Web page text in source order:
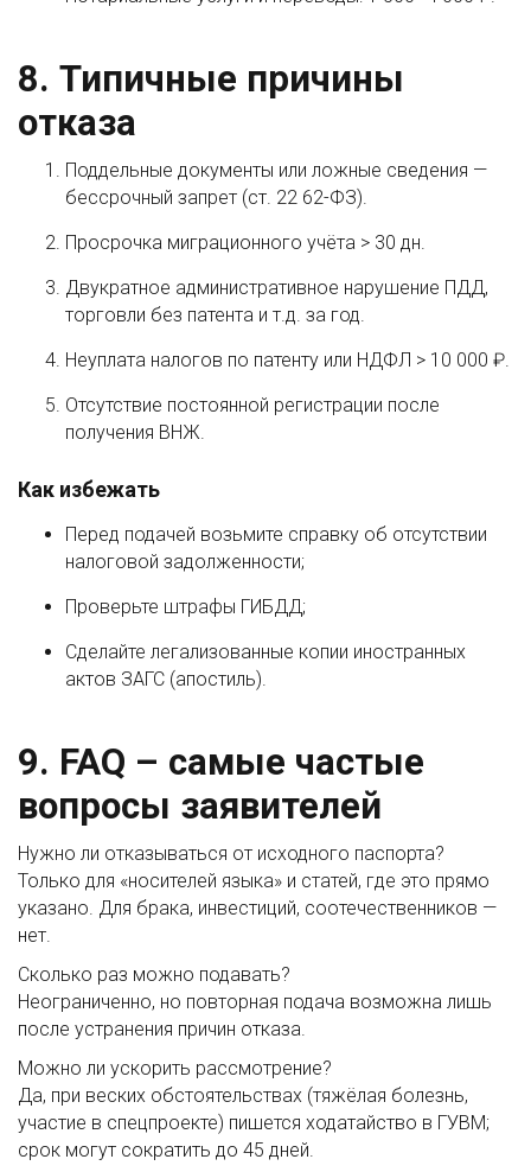
8. Типичные причины
отказа
Поддельные документы или ложные сведения —
бессрочный запрет (ст. 22 62-ФЗ).
Просрочка миграционного учёта > 30 дн.
Двукратное административное нарушение ПДД,
торговли без патента и т.д. за год.
Неуплата налогов по патенту или НДФЛ > 10 000 ₽.
Отсутствие постоянной регистрации после
получения ВНЖ.
Как избежать
Перед подачей возьмите справку об отсутствии
налоговой задолженности;
Проверьте штрафы ГИБДД;
Сделайте легализованные копии иностранных
актов ЗАГС (апостиль).
9. FAQ – самые частые
вопросы заявителей
Нужно ли отказываться от исходного паспорта?
Только для «носителей языка» и статей, где это прямо
указано. Для брака, инвестиций, соотечественников —
нет.
Сколько раз можно подавать?
Неограниченно, но повторная подача возможна лишь
после устранения причин отказа.
Можно ли ускорить рассмотрение?
Да, при веских обстоятельствах (тяжёлая болезнь,
участие в спецпроекте) пишется ходатайство в ГУВМ;
срок могут сократить до 45 дней.